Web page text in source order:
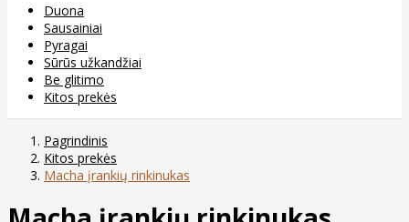
Duona
Sausainiai
Pyragai
Sūrūs užkandžiai
Be glitimo
Kitos prekės
Pagrindinis
Kitos prekės
Macha įrankių rinkinukas